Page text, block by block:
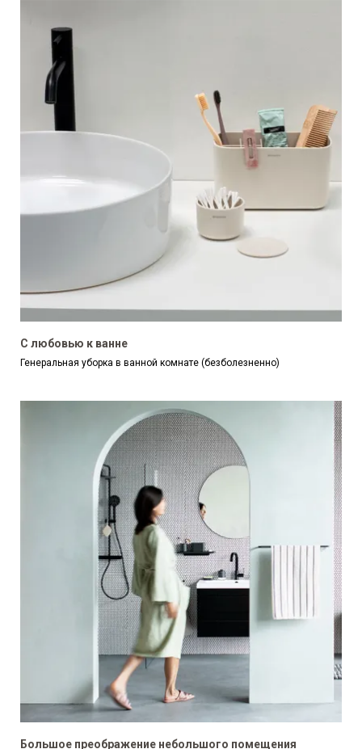
С любовью к ванне
Генеральная уборка в ванной комнате (безболезненно)
Большое преображение небольшого помещения